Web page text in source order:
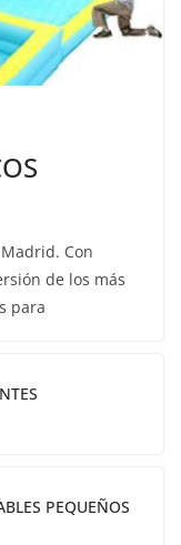
Con
de los más
para
PEQUEÑOS